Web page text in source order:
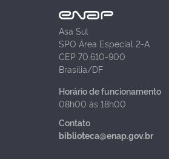
Asa Sul
SPO Área Especial 2-A
CEP 70.610-900
Brasília/DF
Horário de funcionamento
08h00 às 18h00
Contato
biblioteca@enap.gov.br